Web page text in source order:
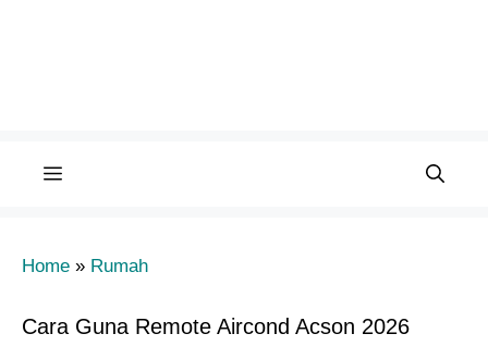
Menu
Home » Rumah
Cara Guna Remote Aircond Acson 2026